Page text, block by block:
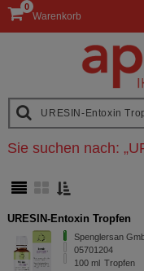
Warenkorb
0
Sie suchen nach: „
URESIN-Entoxin Tropfen
Spenglersan
05701204
100 ml Tropfen